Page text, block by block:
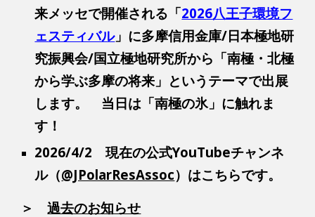
来メッセで開催される「2026八王子環境フ
ェスティバル」に多摩信用金庫/日本極地研
究振興会/国立極地研究所から「南極・北極
から学ぶ多摩の将来」というテーマで出展
します。 当日は「南極の氷」に触れま
す！
2026/4/2現在の公式YouTubeチャンネ
ル（@JPolarResAssoc）はこちらです。
＞過去のお知らせ